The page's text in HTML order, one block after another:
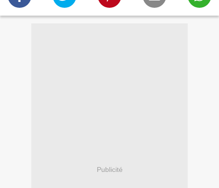
Publicité